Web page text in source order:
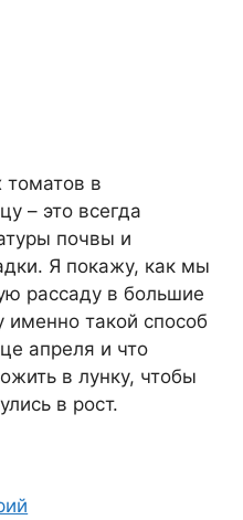
в
– это всегда
почвы и
Я покажу, как мы
рассаду в большие
такой способ
апреля и что
в лунку, чтобы
в рост.